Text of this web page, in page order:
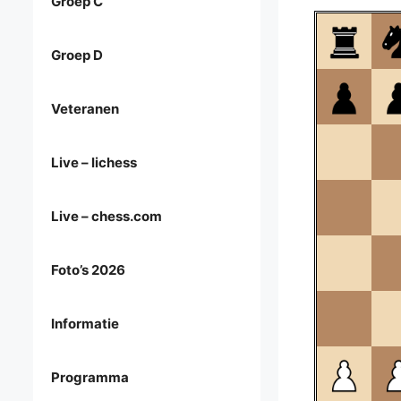
Groep D
Veteranen
Live – lichess
Live – chess.com
Foto’s 2026
Informatie
Programma